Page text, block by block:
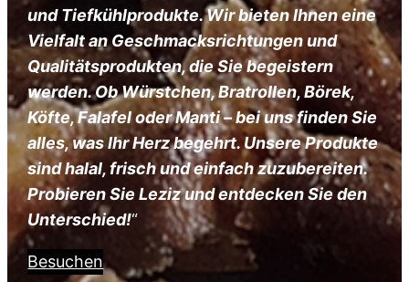
und Tiefkühlprodukte. Wir bieten Ihnen eine
Vielfalt an Geschmacksrichtungen und
Qualitätsprodukten, die Sie begeistern
werden. Ob Würstchen, Bratrollen, Börek,
Köfte, Falafel oder Manti – bei uns finden Sie
alles, was Ihr Herz begehrt. Unsere Produkte
sind halal, frisch und einfach zuzubereiten.
Probieren Sie Leziz und entdecken Sie den
Unterschied!“
Besuchen